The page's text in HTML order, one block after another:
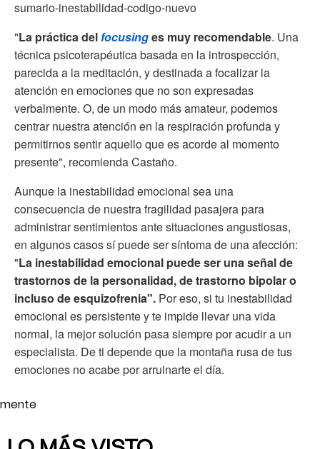
sumario-inestabilidad-codigo-nuevo
"La práctica delfocusinges muy recomendable. Una
técnica psicoterapéutica basada en la introspección,
parecida a la meditación, y destinada a focalizar la
atención en emociones que no son expresadas
verbalmente. O, de un modo más amateur, podemos
centrar nuestra atención en la respiración profunda y
permitirnos sentir aquello que es acorde al momento
presente", recomienda Castaño.
Aunque la inestabilidad emocional sea una
consecuencia de nuestra fragilidad pasajera para
administrar sentimientos ante situaciones angustiosas,
en algunos casos sí puede ser síntoma de una afección:
"La inestabilidad emocional puede ser una señal de
trastornos de la personalidad, de trastorno bipolar o
incluso de esquizofrenia". Por eso, si tu inestabilidad
emocional es persistente y te impide llevar una vida
normal, la mejor solución pasa siempre por acudir a un
especialista. De ti depende que la montaña rusa de tus
emociones no acabe por arruinarte el día.
mente